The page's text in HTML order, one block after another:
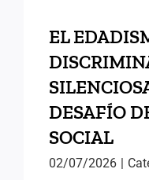
EL
DESAFÍO
SOCIAL
02/07/2026 |